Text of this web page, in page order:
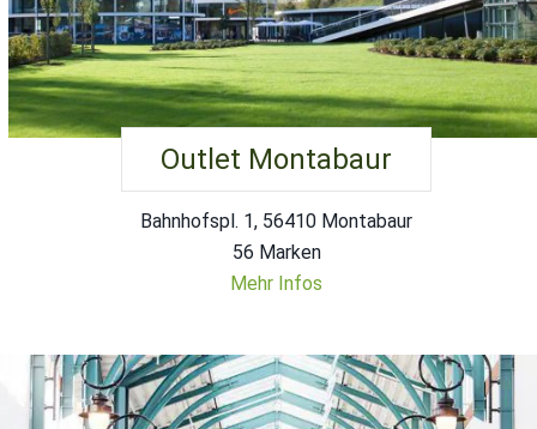
Outlet Montabaur
Bahnhofspl. 1, 56410 Montabaur
56 Marken
Mehr Infos